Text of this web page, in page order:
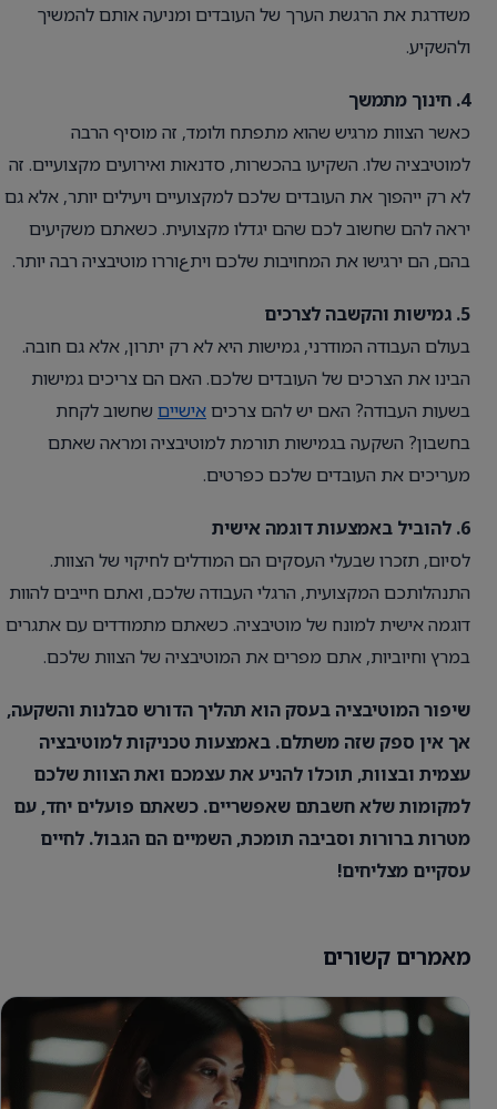
משדרגת את הרגשת הערך של העובדים ומניעה אותם להמשיך
ולהשקיע.
4. חינוך מתמשך
כאשר הצוות מרגיש שהוא מתפתח ולומד, זה מוסיף הרבה
למוטיבציה שלו. השקיעו בהכשרות, סדנאות ואירועים מקצועיים. זה
לא רק ייהפוך את העובדים שלכם למקצועיים ויעילים יותר, אלא גם
יראה להם שחשוב לכם שהם יגדלו מקצועית. כשאתם משקיעים
בהם, הם ירגישו את המחויבות שלכם ויתعוררו מוטיבציה רבה יותר.
5. גמישות והקשבה לצרכים
בעולם העבודה המודרני, גמישות היא לא רק יתרון, אלא גם חובה.
הבינו את הצרכים של העובדים שלכם. האם הם צריכים גמישות
בשעות העבודה? האם יש להם צרכיםאישיים שחשוב לקחת
בחשבון? השקעה בגמישות תורמת למוטיבציה ומראה שאתם
מעריכים את העובדים שלכם כפרטים.
6. להוביל באמצעות דוגמה אישית
לסיום, תזכרו שבעלי העסקים הם המודלים לחיקוי של הצוות.
התנהלותכם המקצועית, הרגלי העבודה שלכם, ואתם חייבים להוות
דוגמה אישית למונח של מוטיבציה. כשאתם מתמודדים עם אתגרים
במרץ וחיוביות, אתם מפרים את המוטיבציה של הצוות שלכם.
שיפור המוטיבציה בעסק הוא תהליך הדורש סבלנות והשקעה,
אך אין ספק שזה משתלם. באמצעות טכניקות למוטיבציה
עצמית ובצוות, תוכלו להניע את עצמכם ואת הצוות שלכם
למקומות שלא חשבתם שאפשריים. כשאתם פועלים יחד, עם
מטרות ברורות וסביבה תומכת, השמיים הם הגבול. לחיים
עסקיים מצליחים!
מאמרים קשורים